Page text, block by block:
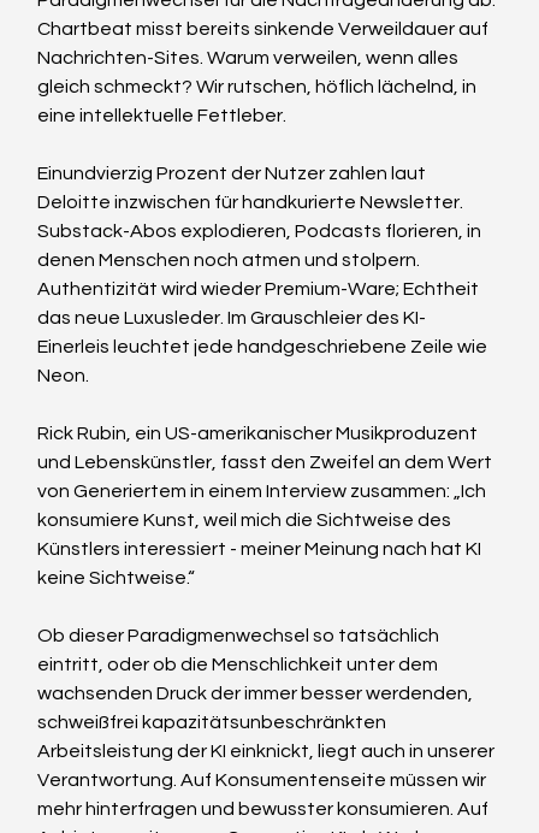
Chartbeat misst bereits sinkende Verweildauer auf
Nachrichten-Sites. Warum verweilen, wenn alles
gleich schmeckt? Wir rutschen, höflich lächelnd, in
eine intellektuelle Fettleber.
Einundvierzig Prozent der Nutzer zahlen laut
Deloitte inzwischen für handkurierte Newsletter.
Substack-Abos explodieren, Podcasts florieren, in
denen Menschen noch atmen und stolpern.
Authentizität wird wieder Premium-Ware; Echtheit
das neue Luxusleder. Im Grauschleier des KI-
Einerleis leuchtet jede handgeschriebene Zeile wie
Neon.
Rick Rubin, ein US-amerikanischer Musikproduzent
und Lebenskünstler, fasst den Zweifel an dem Wert
von Generiertem in einem Interview zusammen: „Ich
konsumiere Kunst, weil mich die Sichtweise des
Künstlers interessiert - meiner Meinung nach hat KI
keine Sichtweise.“
Ob dieser Paradigmenwechsel so tatsächlich
eintritt, oder ob die Menschlichkeit unter dem
wachsenden Druck der immer besser werdenden,
schweißfrei kapazitätsunbeschränkten
Arbeitsleistung der KI einknickt, liegt auch in unserer
Verantwortung. Auf Konsumentenseite müssen wir
mehr hinterfragen und bewusster konsumieren. Auf